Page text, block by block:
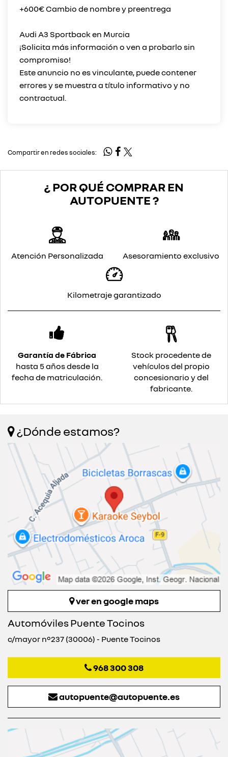
+600€ Cambio de nombre y preentrega
Audi A3 Sportback en Murcia
¡Solicita más información o ven a probarlo sin
compromiso!
Este anuncio no es vinculante, puede contener
errores y se muestra a título informativo y no
Compartir en redes sociales:
¿ POR QUÉ COMPRAR EN
AUTOPUENTE ?
Atención Personalizada Asesoramiento exclusivo
Kilometraje garantizado
Garantía de Fábrica
hasta 5 años desde la
fecha de matriculación.
Stock procedente de
vehículos del propio
concesionario y del
fabricante.
¿Dónde estamos?
ver en google maps
Automóviles Puente Tocinos
c/mayor nº237 (30006) - Puente Tocinos
968 300 308
autopuente@autopuente.es